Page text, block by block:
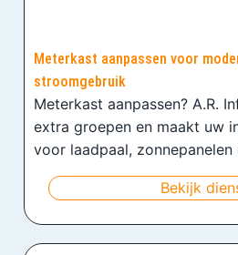
Meterkast aanpassen voor
stroomgebruik
Meterkast aanpassen? A.R.
extra groepen en maakt uw
voor laadpaal, zonnepanelen
Bekijk